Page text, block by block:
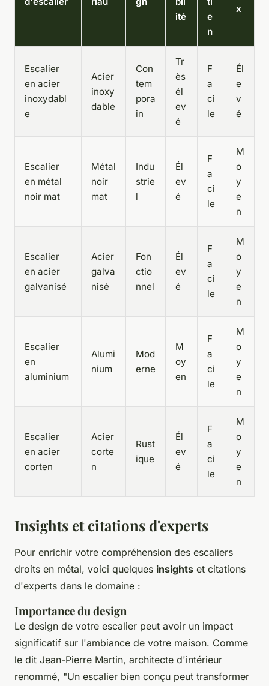
ité
e
n
x
Escalier
en acier
inoxydabl
e
Acier
inoxy
dable
Con
tem
pora
in
Tr
ès
él
ev
é
F
a
ci
le
Él
e
v
é
Escalier
en métal
noir mat
Métal
noir
mat
Indu
strie
l
Él
ev
é
F
a
ci
le
M
o
y
e
n
Escalier
en acier
galvanisé
Acier
galva
nisé
Fon
ctio
nnel
Él
ev
é
F
a
ci
le
M
o
y
e
n
Escalier
en
aluminium
Alumi
nium
Mod
erne
M
oy
en
F
a
ci
le
M
o
y
e
n
Escalier
en acier
corten
Acier
corte
n
Rust
ique
Él
ev
é
F
a
ci
le
M
o
y
e
n
Insights et citations d'experts
Pour enrichir votre compréhension des escaliers
droits en métal, voici quelques insights et citations
d'experts dans le domaine :
Importance du design
Le design de votre escalier peut avoir un impact
significatif sur l'ambiance de votre maison. Comme
le dit Jean-Pierre Martin, architecte d'intérieur
renommé, "Un escalier bien conçu peut transformer